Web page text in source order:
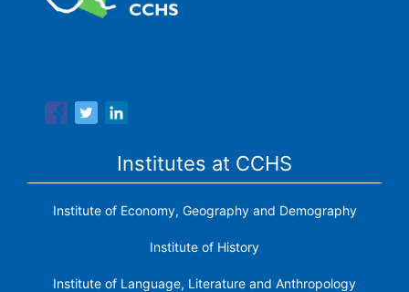
Institutes at CCHS
Institute of Economy, Geography and Demography
Institute of History
Institute of Language, Literature and Anthropology